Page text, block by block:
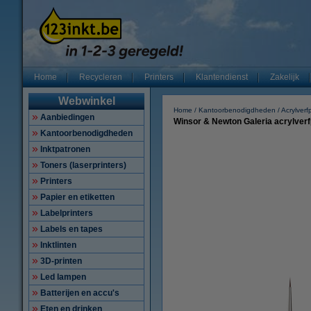
Home Recycleren Printers Klantendienst Zakelijk
Webwinkel
Aanbiedingen
Kantoorbenodigdheden
Inktpatronen
Toners (laserprinters)
Printers
Papier en etiketten
Labelprinters
Labels en tapes
Inktlinten
3D-printen
Led lampen
Batterijen en accu's
Eten en drinken
Home Kantoorbenodigdheden
Winsor & Newton Galeria